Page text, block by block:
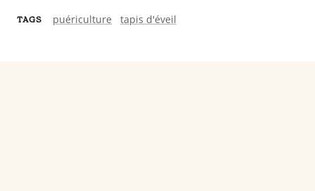
TAGS puériculture tapis d'éveil